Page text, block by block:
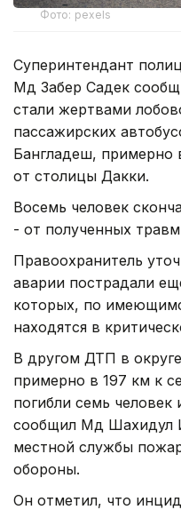
Фото: pexels
Суперинтендант
Мд Забер Садек
стали жертвами
пассажирских
Бангладеш, примерно
от столицы Дакки.
Восемь человек
- от полученных
Правоохранитель
аварии пострадали
которых, по
находятся в
В другом ДТП в
примерно в 197 км к
погибли семь человек
сообщил Мд Шахидул
местной службы
обороны.
Он отметил, что